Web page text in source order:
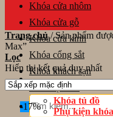
Tìm
kiếm:
Khóa cửa nhôm
Khóa cửa gỗ
Khóa cửa kính
Khóa cổng sắt
Khóa khách sạn
Thiết bị khác
Khóa tủ đồ
Phụ kiện
Trang chủ /Sản phẩm
Max”
Lọc
Hiển thị kết quả duy nhất
-17%